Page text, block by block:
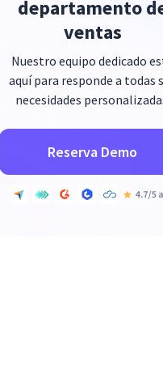
departamento
ventas
Nuestro equipo dedicado
aquí para responde a todas
necesidades
Reserva Demo